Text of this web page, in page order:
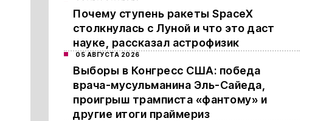
Почему ступень ракеты SpaceX
столкнулась с Луной и что это даст
науке, рассказал астрофизик
05 АВГУСТА 2026
Выборы в Конгресс США: победа
врача-мусульманина Эль-Сайеда,
проигрыш трамписта «фантому» и
другие итоги праймериз